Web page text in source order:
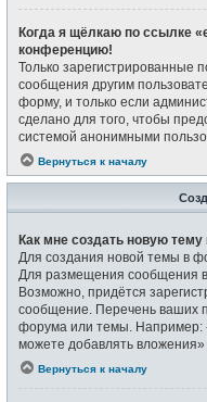
Когда я щёлкаю по ссылке
конференцию!
Только зарегистрированные
сообщения другим
форму, и только если
сделано для того, чтобы
системой анонимными
Вернуться к началу
Как мне создать новую
Для создания новой темы в
Для размещения сообщения в
Возможно, придётся
сообщение. Перечень ваших
форума или темы. Например:
можете добавлять вложения»
Вернуться к началу